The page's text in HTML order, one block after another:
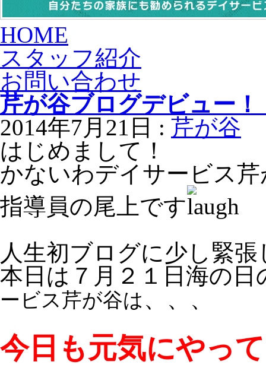
HOME
スタッフ紹介
お問い合わせ
芹が谷ブログデビュー！
2014年7月21日 : 芹が谷
はじめまして！
かないわデイサービス
指導員の尾上です
人生初ブログに少し緊
本日は７月２１日海の日
ービス芹が谷は 、、、
今日も元気にやっ